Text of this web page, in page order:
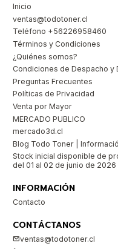
Inicio
ventas@todotoner.cl
Teléfono +56226958460
Términos y Condiciones
¿Quiénes somos?
Condiciones de Despacho y
Preguntas Frecuentes
Políticas de Privacidad
Venta por Mayor
MERCADO PUBLICO
mercado3d.cl
Blog Todo Toner |
Stock inicial disponible de
del 01 al 02 de junio de 2026
INFORMACIÓN
Contacto
CONTÁCTANOS
ventas@todotoner.cl